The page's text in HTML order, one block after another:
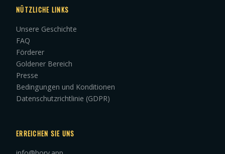
NÜTZLICHE LINKS
Unsere Geschichte
FAQ
Förderer
Goldener Bereich
Presse
Bedingungen und Konditionen
Datenschutzrichtlinie (GDPR)
ERREICHEN SIE UNS